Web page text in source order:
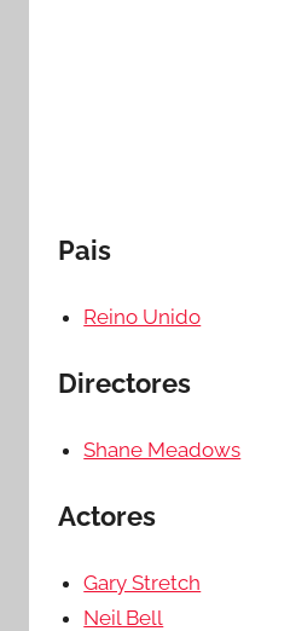
Pais
Reino Unido
Directores
Shane Meadows
Actores
Gary Stretch
Neil Bell